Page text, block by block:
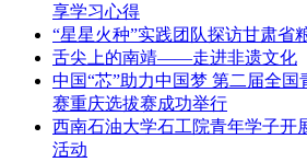
享学习心得
“星星火种”实践团队探访甘肃省
舌尖上的南靖——走进非遗文化
中国“芯”助力中国梦 第二届全
赛重庆选拔赛成功举行
西南石油大学石工院青年学子开
活动